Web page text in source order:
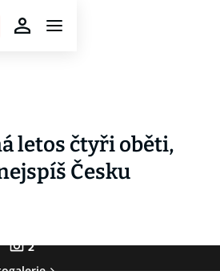
letos čtyři oběti,
Česku
2